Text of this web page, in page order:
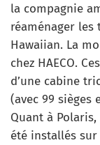
la compagnie
réaménager les
Hawaiian. La
chez HAECO.
d’une cabine
(avec 99 sièges
Quant à
été installés sur